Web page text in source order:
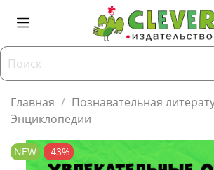
Главная
Познавательная
Энциклопедии
NEW -43%